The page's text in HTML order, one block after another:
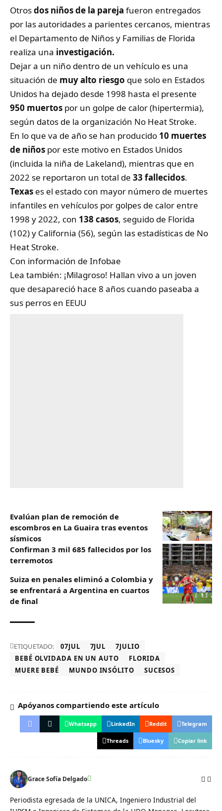
Otrosdos niños de la pareja fueron entregados
por las autoridades a parientes cercanos, mientras
el Departamento de Niños y Familias de Florida
realiza una investigación.
Dejar a un niño dentro de un vehículo es una
situación de muy alto riesgo que solo en Estados
Unidos ha dejado desde 1998 hasta el presente
950 muertos por un golpe de calor (hipertermia),
según datos de la organización No Heat Stroke.
En lo que va de año se han producido 10 muertes
de niños por este motivo en Estados Unidos
(incluida la niña de Lakeland), mientras que en
2022 se reportaron un total de 33 fallecidos.
Texas es el estado con mayor número de muertes
infantiles en vehículos por golpes de calor entre
1998 y 2022, con 138 casos, seguido de Florida
(102) y California (56), según las estadísticas de No
Heat Stroke.
Con información de Infobae
Lea también: ¡Milagroso! Hallan vivo a un joven
que desapareció hace 8 años cuando paseaba a
sus perros en EEUU
Evalúan plan de remoción de
escombros en La Guaira tras eventos
sísmicos
Confirman 3 mil 685 fallecidos por los
terremotos
Suiza en penales eliminó a Colombia y
se enfrentará a Argentina en cuartos
de final
ETIQUETADO: 07JUL 7JUL
7JULIO
BEBÉ OLVIDADA EN UN AUTO
FLORIDA
MUERE BEBÉ
MUNDO INSÓLITO SUCESOS
Apóyanos compartiendo este artículo
Whatsapp LinkedIn Reddit Telegram
Threads Bluesky Copiar link
Grace Sofía Delgado
Periodista egresada de la UNICA, Ingeniero Industrial del